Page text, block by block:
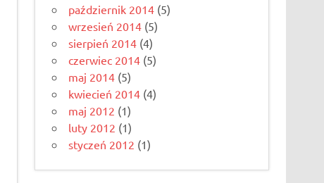
październik 2014 (5)
wrzesień 2014 (5)
sierpień 2014 (4)
czerwiec 2014 (5)
maj 2014 (5)
kwiecień 2014 (4)
maj 2012 (1)
luty 2012 (1)
styczeń 2012 (1)